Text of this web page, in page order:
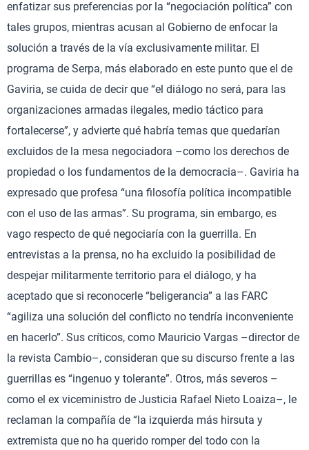
enfatizar sus preferencias por la “negociación política” con
tales grupos, mientras acusan al Gobierno de enfocar la
solución a través de la vía exclusivamente militar. El
programa de Serpa, más elaborado en este punto que el de
Gaviria, se cuida de decir que “el diálogo no será, para las
organizaciones armadas ilegales, medio táctico para
fortalecerse”, y advierte qué habría temas que quedarían
excluidos de la mesa negociadora –como los derechos de
propiedad o los fundamentos de la democracia–. Gaviria ha
expresado que profesa “una filosofía política incompatible
con el uso de las armas”. Su programa, sin embargo, es
vago respecto de qué negociaría con la guerrilla. En
entrevistas a la prensa, no ha excluido la posibilidad de
despejar militarmente territorio para el diálogo, y ha
aceptado que si reconocerle “beligerancia” a las FARC
“agiliza una solución del conflicto no tendría inconveniente
en hacerlo”. Sus críticos, como Mauricio Vargas –director de
la revista Cambio–, consideran que su discurso frente a las
guerrillas es “ingenuo y tolerante”. Otros, más severos –
como el ex viceministro de Justicia Rafael Nieto Loaiza–, le
reclaman la compañía de “la izquierda más hirsuta y
extremista que no ha querido romper del todo con la